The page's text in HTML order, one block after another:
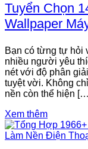
Tuyển Chọn
Wallpaper
Bạn có từng tự hỏi
nhiều người yêu
nét với độ phân
tuyệt vời. Không
nền còn thể hiện
Xem thêm